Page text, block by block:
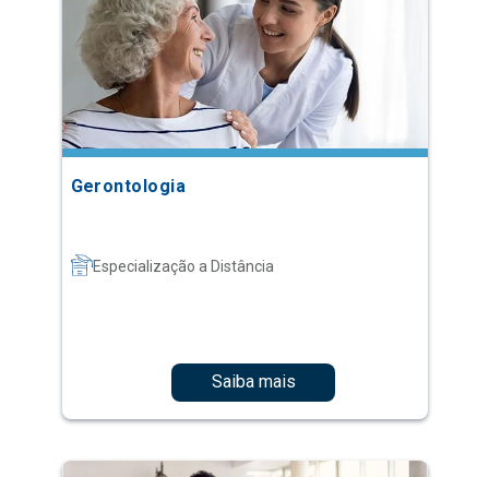
Gerontologia
Especialização a Distância
Saiba mais